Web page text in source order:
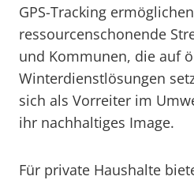
GPS-Tracking
ressourcenschonende
und Kommunen, die auf
Winterdienstlösungen
sich als Vorreiter im
ihr nachhaltiges Image.
Für private Haushalte